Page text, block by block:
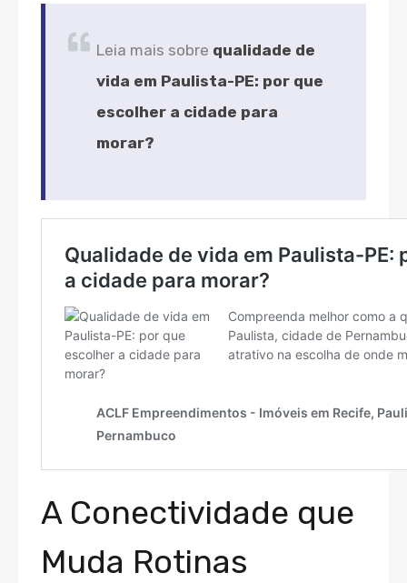
Leia mais sobre qualidade de
vida em Paulista-PE: por que
escolher a cidade para
morar?
A Conectividade que
Muda Rotinas